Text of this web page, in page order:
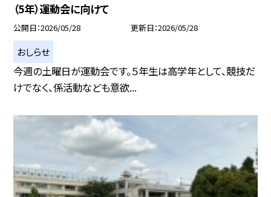
（5年）運動会に向けて
公開日 2026/05/28 更新日 2026/05/28
おしらせ
今週の土曜日が運動会です。５年生は高学年として、競技だ
けでなく、係活動なども意欲...